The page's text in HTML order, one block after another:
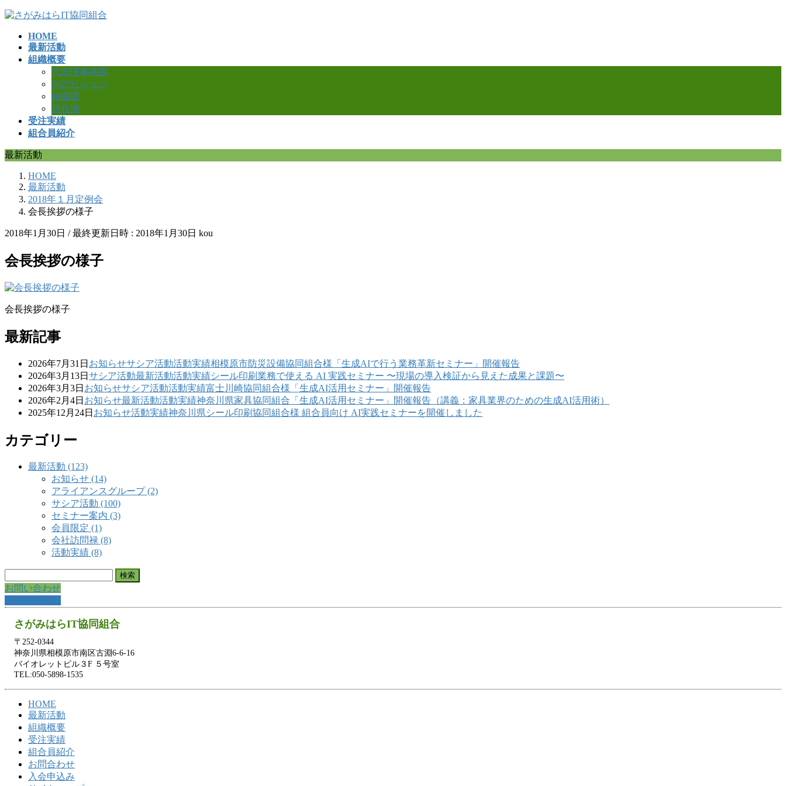
コ
ナ
HOME
最新活動
組織概要
代表理事挨拶
2027ビジョン
組織図
所在地
受注実績
組合員紹介
最新活動
HOME
最新活動
2018年１月定例会
会長挨拶の様子
2018年1月30日 / 最終更新日時 : 2018年1月30日 kou
会長挨拶の様子
会長挨拶の様子
最新記事
2026年7月31日 お知らせサシア活動活動実績相模原市防災設備協同組合様「生成AIで行う業務革新セミナー」開催報告
2026年3月13日 サシア活動最新活動活動実績シール印刷業務で使える AI 実践セミナー 〜現場の導入検証から見えた成果と課題〜
2026年3月3日 お知らせサシア活動活動実績富士川崎協同組合様「生成AI活用セミナー」開催報告
2026年2月4日 お知らせ最新活動活動実績神奈川県家具協同組合「生成AI活用セミナー」開催報告（講義：家具業界のための生成AI活用術）
2025年12月24日 お知らせ活動実績神奈川県シール印刷協同組合様 組合員向け AI実践セミナーを開催しました
カテゴリー
最新活動 (123)
お知らせ (14)
アライアンスグループ (2)
サシア活動 (100)
セミナー案内 (3)
会員限定 (1)
会社訪問禄 (8)
活動実績 (8)
索:
お問い合わせ
さがみはらIT協同組合
〒252-0344
神奈川県相模原市南区古淵6-6-16
バイオレットビル３F ５号室
TEL:050-5898-1535
HOME
最新活動
組織概要
受注実績
組合員紹介
お問合わせ
入会申込み